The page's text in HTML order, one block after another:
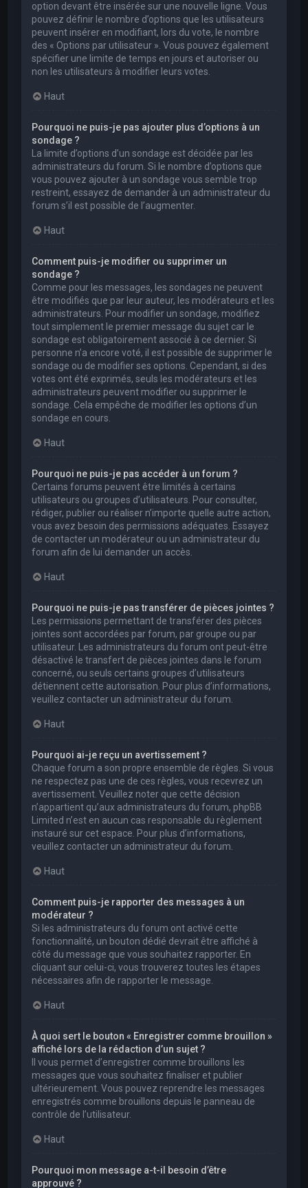
option devant être insérée sur une nouvelle ligne. Vous
pouvez définir le nombre d’options que les utilisateurs
peuvent insérer en modifiant, lors du vote, le nombre
des « Options par utilisateur ». Vous pouvez également
spécifier une limite de temps en jours et autoriser ou
non les utilisateurs à modifier leurs votes.
Haut
Pourquoi ne puis-je pas ajouter plus d’options à un
sondage ?
La limite d’options d’un sondage est décidée par les
administrateurs du forum. Si le nombre d’options que
vous pouvez ajouter à un sondage vous semble trop
restreint, essayez de demander à un administrateur du
forum s’il est possible de l’augmenter.
Haut
Comment puis-je modifier ou supprimer un
sondage ?
Comme pour les messages, les sondages ne peuvent
être modifiés que par leur auteur, les modérateurs et les
administrateurs. Pour modifier un sondage, modifiez
tout simplement le premier message du sujet car le
sondage est obligatoirement associé à ce dernier. Si
personne n’a encore voté, il est possible de supprimer le
sondage ou de modifier ses options. Cependant, si des
votes ont été exprimés, seuls les modérateurs et les
administrateurs peuvent modifier ou supprimer le
sondage. Cela empêche de modifier les options d’un
sondage en cours.
Haut
Pourquoi ne puis-je pas accéder à un forum ?
Certains forums peuvent être limités à certains
utilisateurs ou groupes d’utilisateurs. Pour consulter,
rédiger, publier ou réaliser n’importe quelle autre action,
vous avez besoin des permissions adéquates. Essayez
de contacter un modérateur ou un administrateur du
forum afin de lui demander un accès.
Haut
Pourquoi ne puis-je pas transférer de pièces jointes ?
Les permissions permettant de transférer des pièces
jointes sont accordées par forum, par groupe ou par
utilisateur. Les administrateurs du forum ont peut-être
désactivé le transfert de pièces jointes dans le forum
concerné, ou seuls certains groupes d’utilisateurs
détiennent cette autorisation. Pour plus d’informations,
veuillez contacter un administrateur du forum.
Haut
Pourquoi ai-je reçu un avertissement ?
Chaque forum a son propre ensemble de règles. Si vous
ne respectez pas une de ces règles, vous recevrez un
avertissement. Veuillez noter que cette décision
n’appartient qu’aux administrateurs du forum, phpBB
Limited n’est en aucun cas responsable du règlement
instauré sur cet espace. Pour plus d’informations,
veuillez contacter un administrateur du forum.
Haut
Comment puis-je rapporter des messages à un
modérateur ?
Si les administrateurs du forum ont activé cette
fonctionnalité, un bouton dédié devrait être affiché à
côté du message que vous souhaitez rapporter. En
cliquant sur celui-ci, vous trouverez toutes les étapes
nécessaires afin de rapporter le message.
Haut
À quoi sert le bouton « Enregistrer comme brouillon »
affiché lors de la rédaction d’un sujet ?
Il vous permet d’enregistrer comme brouillons les
messages que vous souhaitez finaliser et publier
ultérieurement. Vous pouvez reprendre les messages
enregistrés comme brouillons depuis le panneau de
contrôle de l’utilisateur.
Haut
Pourquoi mon message a-t-il besoin d’être
approuvé ?